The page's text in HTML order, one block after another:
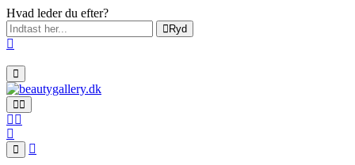
Hvad leder du efter?
Ryd